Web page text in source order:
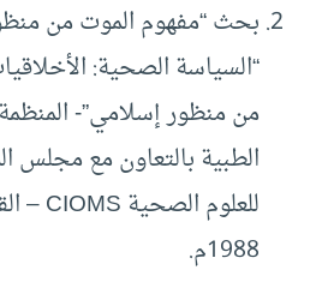
بحث “مفهوم الموت من
“السياسة الصحية:
من منظور إسلامي”- المنظمة
الطبية بالتعاون مع مجلس
1988م.